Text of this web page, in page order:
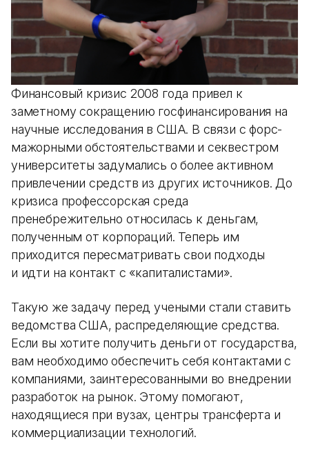
Финансовый кризис 2008 года привел к
заметному сокращению госфинансирования на
научные исследования в США. В связи с форс-
мажорными обстоятельствами и секвестром
университеты задумались о более активном
привлечении средств из других источников. До
кризиса профессорская среда
пренебрежительно относилась к деньгам,
полученным от корпораций. Теперь им
приходится пересматривать свои подходы
и идти на контакт с «капиталистами».
Такую же задачу перед учеными стали ставить
ведомства США, распределяющие средства.
Если вы хотите получить деньги от государства,
вам необходимо обеспечить себя контактами с
компаниями, заинтересованными во внедрении
разработок на рынок. Этому помогают,
находящиеся при вузах, центры трансферта и
коммерциализации технологий.